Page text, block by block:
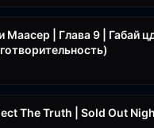
Маасер | Глава 9 | Габай
The Truth | Sold Out